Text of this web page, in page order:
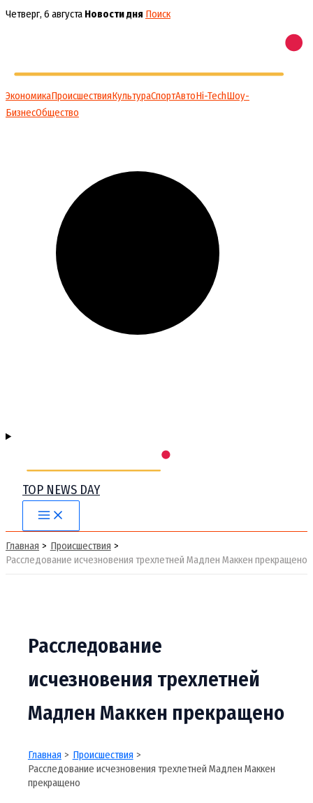
Перейти
Четверг, 6 августа Новости дня Поиск
ЭкономикаПроисшествияКультураСпортАвтоHi-TechШоу-
БизнесОбщество
TOP NEWS DAY
Main
Menu
Главная
Происшествия
Расследование исчезновения трехлетней Мадлен Маккен прекращено
Расследование
исчезновения трехлетней
Мадлен Маккен прекращено
Главная
Происшествия
Расследование исчезновения трехлетней Мадлен Маккен
прекращено